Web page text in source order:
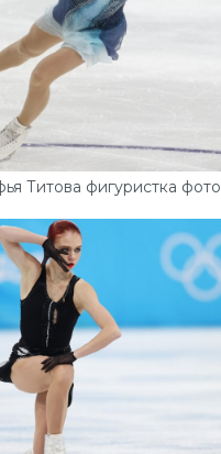
Титова фигуристка фото